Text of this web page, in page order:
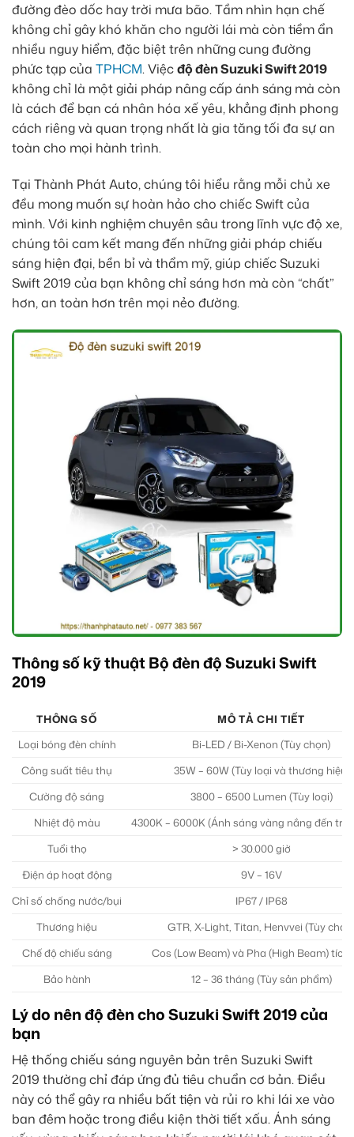
đường đèo dốc hay trời mưa bão. Tầm nhìn hạn chế
không chỉ gây khó khăn cho người lái mà còn tiềm ẩn
nhiều nguy hiểm, đặc biệt trên những cung đường
phức tạp của TPHCM. Việcđộ đèn Suzuki Swift 2019
không chỉ là một giải pháp nâng cấp ánh sáng mà còn
là cách để bạn cá nhân hóa xế yêu, khẳng định phong
cách riêng và quan trọng nhất là gia tăng tối đa sự an
toàn cho mọi hành trình.
Tại Thành Phát Auto, chúng tôi hiểu rằng mỗi chủ xe
đều mong muốn sự hoàn hảo cho chiếc Swift của
mình. Với kinh nghiệm chuyên sâu trong lĩnh vực độ xe,
chúng tôi cam kết mang đến những giải pháp chiếu
sáng hiện đại, bền bỉ và thẩm mỹ, giúp chiếc Suzuki
Swift 2019 của bạn không chỉ sáng hơn mà còn “chất”
hơn, an toàn hơn trên mọi nẻo đường.
Thông số kỹ thuật Bộ đèn độ Suzuki Swift
2019
THÔNG SỐ
MÔ TẢ CHI TIẾT
Loại bóng đèn chính
Bi-LED / Bi-Xenon (Tùy chọn)
Công suất tiêu thụ
35W – 60W (Tùy loại và thương hiệu)
Cường độ sáng
3800 – 6500 Lumen (Tùy loại)
Nhiệt độ màu
4300K – 6000K (Ánh sáng vàng nắng đến
Tuổi thọ
> 30.000 giờ
Điện áp hoạt động
9V – 16V
Chỉ số chống nước/bụi
IP67 / IP68
Thương hiệu
GTR, X-Light, Titan, Henvvei (Tùy chọn)
Chế độ chiếu sáng
Cos (Low Beam) và Pha (High Beam) tích
Bảo hành
12 – 36 tháng (Tùy sản phẩm)
Lý do nên độ đèn cho Suzuki Swift 2019 của
bạn
Hệ thống chiếu sáng nguyên bản trên Suzuki Swift
2019 thường chỉ đáp ứng đủ tiêu chuẩn cơ bản. Điều
này có thể gây ra nhiều bất tiện và rủi ro khi lái xe vào
ban đêm hoặc trong điều kiện thời tiết xấu. Ánh sáng